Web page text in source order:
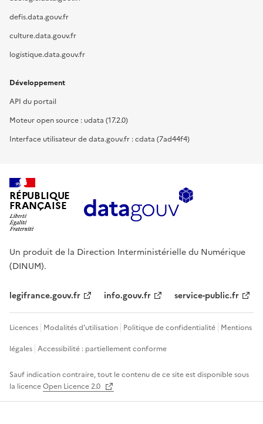
defis.data.gouv.fr
culture.data.gouv.fr
logistique.data.gouv.fr
Développement
API du portail
Moteur open source : udata (17.2.0)
Interface utilisateur de data.gouv.fr : cdata (7ad44f4)
RÉPUBLIQUE
FRANÇAISE
Un produit de la Direction Interministérielle du Numérique
(DINUM).
legifrance.gouv.fr info.gouv.fr service-public.fr
Licences Modalités d'utilisation Politique de confidentialité Mentions
légales Accessibilité : partiellement conforme
Sauf indication contraire, tout le contenu de ce site est disponible sous
la licenceOpen Licence 2.0